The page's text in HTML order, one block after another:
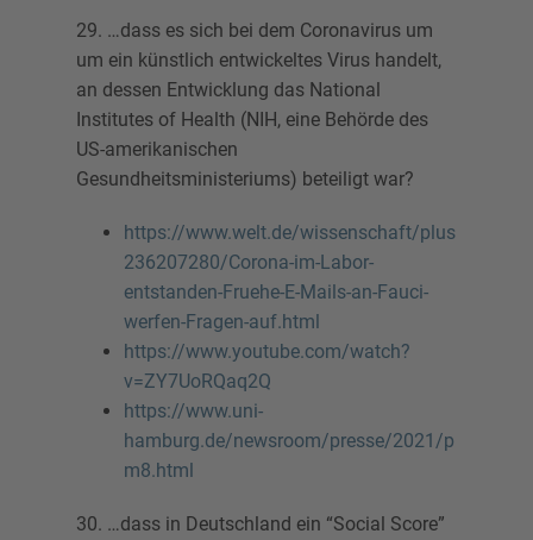
29. …dass es sich bei dem Coronavirus um
um ein künstlich entwickeltes Virus handelt,
an dessen Entwicklung das National
Institutes of Health (NIH, eine Behörde des
US-amerikanischen
Gesundheitsministeriums) beteiligt war?
https://www.welt.de/wissenschaft/plus
236207280/Corona-im-Labor-
entstanden-Fruehe-E-Mails-an-Fauci-
werfen-Fragen-auf.html
https://www.youtube.com/watch?
v=ZY7UoRQaq2Q
https://www.uni-
hamburg.de/newsroom/presse/2021/p
m8.html
30. …dass in Deutschland ein “Social Score”